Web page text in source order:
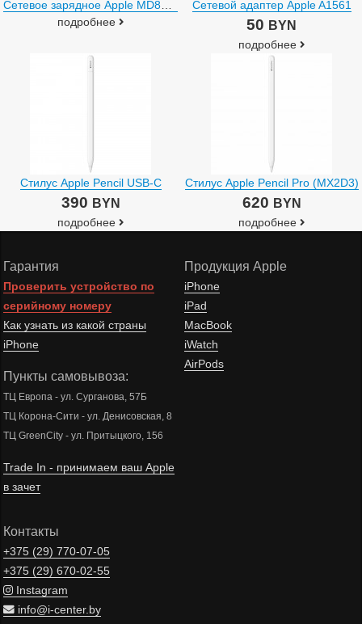
подробнее
Сетевой адаптер Apple A1561
50 BYN
подробнее
Стилус Apple Pencil USB-C
390 BYN
подробнее
Стилус Apple Pencil Pro (MX2D3)
620 BYN
подробнее
Гарантия
Проверить устройство по
серийному номеру
Как узнать из какой страны
iPhone
Пункты самовывоза:
ТЦ Европа - ул. Сурганова, 57Б
ТЦ Корона-Сити - ул. Денисовская, 8
ТЦ GreenCity - ул. Притыцкого, 156
Trade In - принимаем ваш Apple
в зачет
Продукция Apple
iPhone
iPad
MacBook
iWatch
AirPods
Контакты
+375 (29)770-07-05
+375 (29)670-02-55
Instagram
info@i-center.by